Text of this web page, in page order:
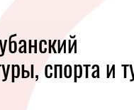
спорта и